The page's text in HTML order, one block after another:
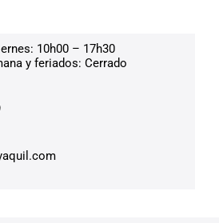
10h00 – 17h30
y feriados: Cerrado